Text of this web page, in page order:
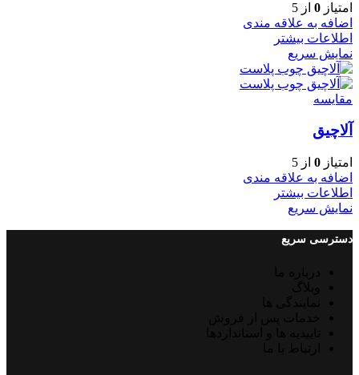
امتیاز 0 از 5
اضافه به علاقه مندی
اطلاعات بیشتر
نمایش سریع
مقایسه
آلاچیق
امتیاز 0 از 5
اضافه به علاقه مندی
اطلاعات بیشتر
نمایش سریع
دسترسی سریع